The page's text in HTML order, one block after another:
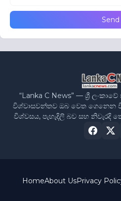
“Lanka C News” — ශ්‍රී
විශ්වාසවන්තව ඔබ වෙත ගෙනෙන
විශ්වසය, පැහැදිලි බව සහ නිවැරදි
HomeAbout UsPrivacy